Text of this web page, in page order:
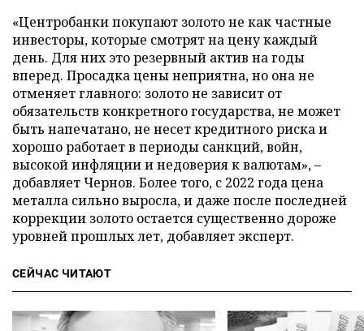
«Центробанки покупают золото не как частные
инвесторы, которые смотрят на цену каждый
день. Для них это резервный актив на годы
вперед. Просадка цены неприятна, но она не
отменяет главного: золото не зависит от
обязательств конкретного государства, не может
быть напечатано, не несет кредитного риска и
хорошо работает в периоды санкций, войн,
высокой инфляции и недоверия к валютам», –
добавляет Чернов. Более того, с 2022 года цена
металла сильно выросла, и даже после последней
коррекции золото остается существенно дороже
уровней прошлых лет, добавляет эксперт.
СЕЙЧАС ЧИТАЮТ